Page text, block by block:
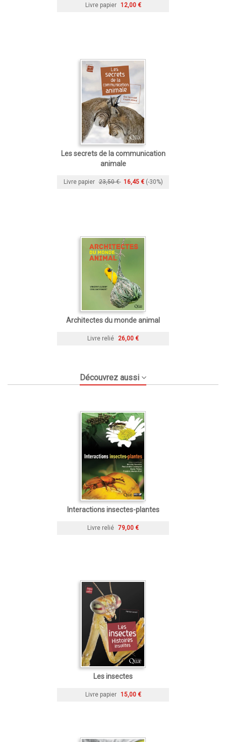
Livre papier 12,00 €
Les secrets de la communication
animale
Livre papier 23,50 € 16,45 € (-30%)
Architectes du monde animal
Livre relié 26,00 €
Découvrez aussi
Interactions insectes-plantes
Livre relié 79,00 €
Les insectes
Livre papier 15,00 €